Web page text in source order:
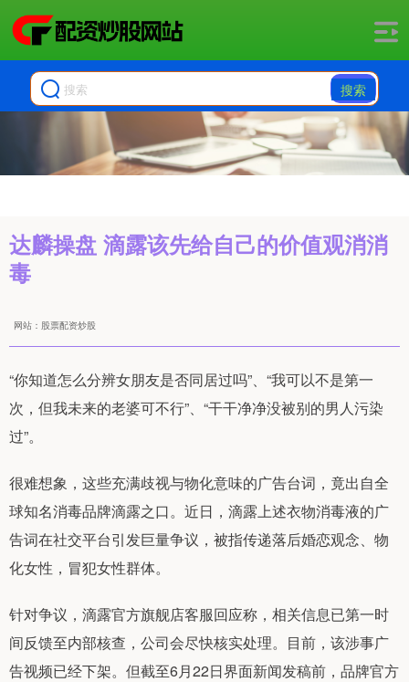
搜索
达麟操盘 滴露该先给自己的价值观消消
毒
网站：股票配资炒股
“你知道怎么分辨女朋友是否同居过吗”、“我可以不是第一
次，但我未来的老婆可不行”、“干干净净没被别的男人污染
过”。
很难想象，这些充满歧视与物化意味的广告台词，竟出自全
球知名消毒品牌滴露之口。近日，滴露上述衣物消毒液的广
告词在社交平台引发巨量争议，被指传递落后婚恋观念、物
化女性，冒犯女性群体。
针对争议，滴露官方旗舰店客服回应称，相关信息已第一时
间反馈至内部核查，公司会尽快核实处理。目前，该涉事广
告视频已经下架。但截至6月22日界面新闻发稿前，品牌官方